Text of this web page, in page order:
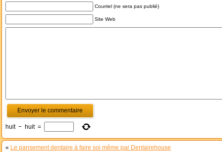
Courriel (ne sera pas publié)
Site Web
huit − huit =
« Le pansement dentaire à faire soi même par Dentairehouse